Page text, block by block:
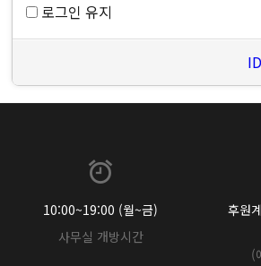
로그인 유지
10:00~19:00 (월~금)
사무실 개방시간
후원
(